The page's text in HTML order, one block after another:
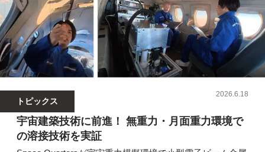
トピックス
2026.6.18
宇宙建築技術に前進！ 無重力・月面重力環境で
の溶接技術を実証